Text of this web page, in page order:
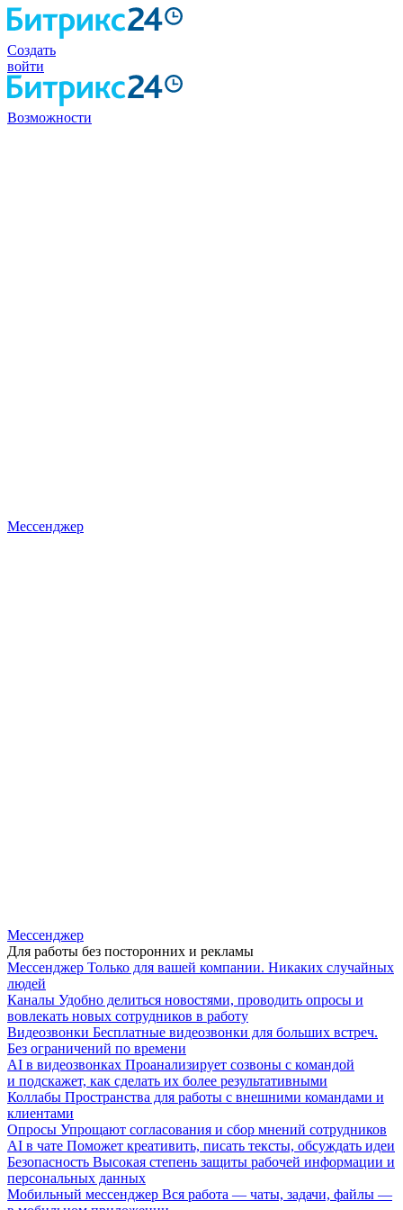
Создать
войти
Возможности
Мессенджер
Мессенджер
Для работы без посторонних и рекламы
Мессенджер Только для вашей компании. Никаких случайных
людей
Каналы Удобно делиться новостями, проводить опросы и
вовлекать новых сотрудников в работу
Видеозвонки Бесплатные видеозвонки для больших встреч.
Без ограничений по времени
AI в видеозвонках Проанализирует созвоны с командой
и подскажет, как сделать их более результативными
Коллабы Пространства для работы с внешними командами и
клиентами
Опросы Упрощают согласования и сбор мнений сотрудников
AI в чате Поможет креативить, писать тексты, обсуждать идеи
Безопасность Высокая степень защиты рабочей информации и
персональных данных
Мобильный мессенджер Вся работа — чаты, задачи, файлы —